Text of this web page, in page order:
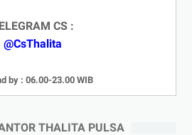
CS :
@CsThalita
by : 06.00-23.00 WIB
THALITA PULSA